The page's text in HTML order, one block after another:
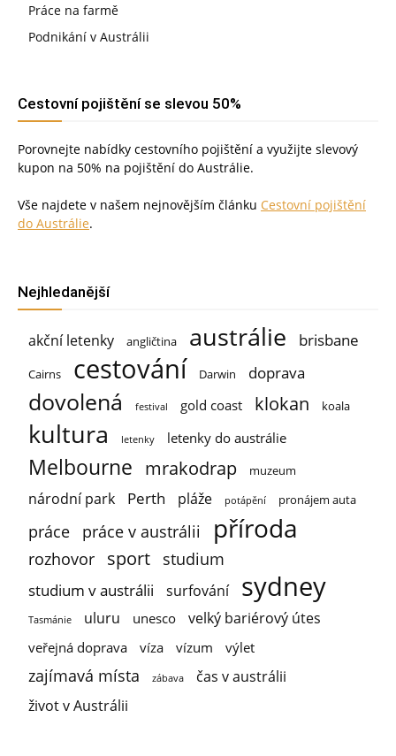
Práce na farmě
Podnikání v Austrálii
Cestovní pojištění se slevou 50%
Porovnejte nabídky cestovního pojištění a využijte slevový
kupon na 50% na pojištění do Austrálie.
Vše najdete v našem nejnovějším článku Cestovní pojištění
do Austrálie.
Nejhledanější
akční letenky angličtina austrálie brisbane
Cairns cestování Darwin doprava
dovolená festival gold coast klokan koala
kultura letenky letenky do austrálie
Melbourne mrakodrap muzeum
národní park Perth pláže potápění pronájem auta
práce práce v austrálii příroda
rozhovor sport studium
studium v austrálii surfování sydney
Tasmánie uluru unesco velký bariérový útes
veřejná doprava víza vízum výlet
zajímavá místa zábava
čas v austrálii
život v Austrálii